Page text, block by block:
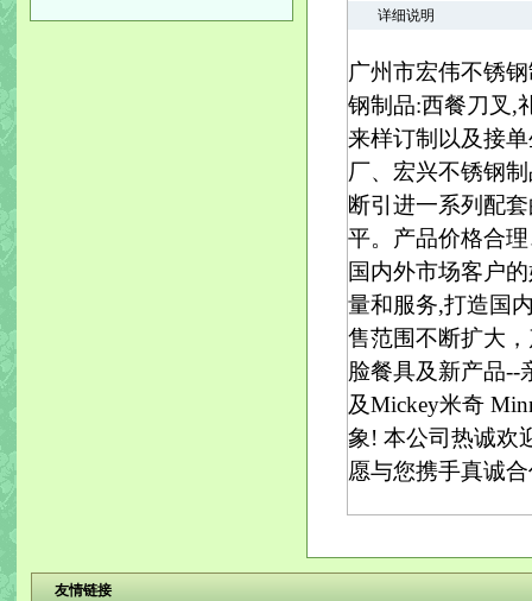
详细说明
广州市宏伟不锈
钢制品:西餐刀叉,
来样订制以及接
厂、宏兴不锈钢
断引进一系列配
平。产品价格合
国内外市场客户
量和服务,打造国
售范围不断扩大
脸餐具及新产品--
及Mickey米奇
象! 本公司热诚欢
愿与您携手真诚
友情链接